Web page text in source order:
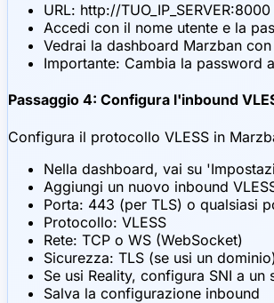
URL: http://TUO_IP_SERVER:8000
Accedi con il nome utente e la
Vedrai la dashboard Marzban
Importante: Cambia la password
Passaggio 4: Configura l'inbound
Configura il protocollo VLESS in
Nella dashboard, vai su
Aggiungi un nuovo inbound
Porta: 443 (per TLS) o qualsiasi
Protocollo: VLESS
Rete: TCP o WS (WebSocket)
Sicurezza: TLS (se usi un
Se usi Reality, configura SNI a
Salva la configurazione inbound